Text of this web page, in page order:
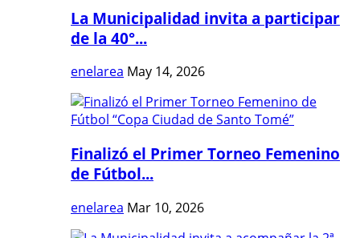
La Municipalidad invita a participar
de la 40°...
enelarea May 14, 2026
Finalizó el Primer Torneo Femenino
de Fútbol...
enelarea Mar 10, 2026